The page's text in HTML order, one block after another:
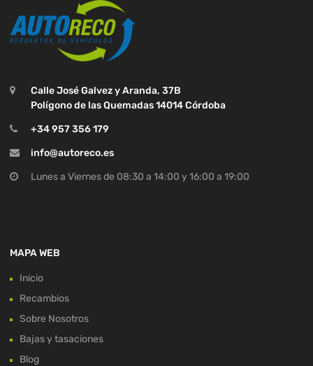
Calle José Galvez y Aranda, 37B
Polígono de las Quemadas 14014 Córdoba
+34 957 356 179
info@autoreco.es
Lunes a Viernes de 08:30 a 14:00 y 16:00 a 19:00
MAPA WEB
Inicio
Recambios
Sobre Nosotros
Bajas y tasaciones
Blog